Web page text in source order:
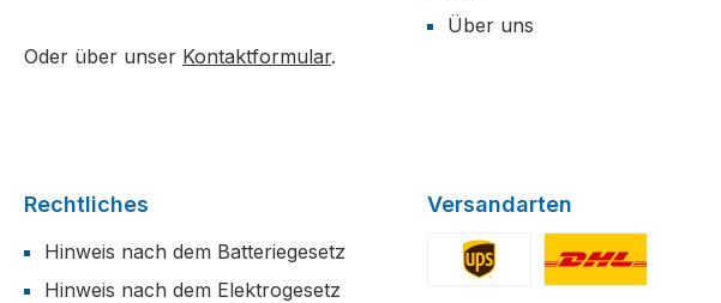
Oder über unser Kontaktformular.
Über uns
Rechtliches
Hinweis nach dem Batteriegesetz
Hinweis nach dem Elektrogesetz
Versandarten